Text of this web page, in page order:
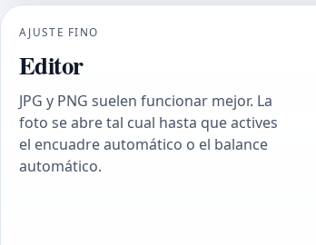
AJUSTE FINO
Editor
JPG y PNG suelen funcionar mejor. La
foto se abre tal cual hasta que actives
el encuadre automático o el balance
automático.